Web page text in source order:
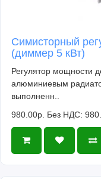
Симисторный
(диммер 5 кВт)
Регулятор мощности
алюминиевым
выполненн..
980.00р. Без НДС: